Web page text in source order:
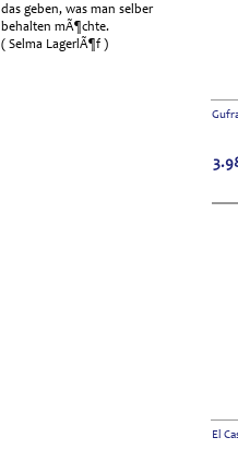
das geben, was man selber
behalten mÃ¶chte.
( Selma LagerlÃ¶f )
El